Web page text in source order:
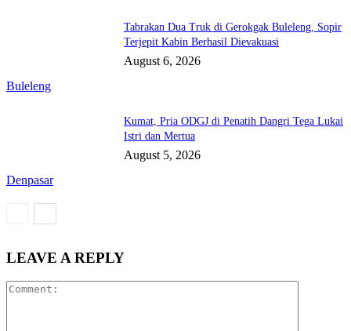
Buleleng
Tabrakan Dua Truk di Gerokgak Buleleng, Sopir
Terjepit Kabin Berhasil Dievakuasi
August 6, 2026
Denpasar
Kumat, Pria ODGJ di Penatih Dangri Tega Lukai
Istri dan Mertua
August 5, 2026
LEAVE A REPLY